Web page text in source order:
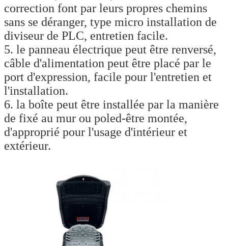
correction font par leurs propres chemins
sans se déranger, type micro installation de
diviseur de PLC, entretien facile.
5. le panneau électrique peut être renversé,
câble d'alimentation peut être placé par le
port d'expression, facile pour l'entretien et
l'installation.
6. la boîte peut être installée par la manière
de fixé au mur ou poled-être montée,
d'approprié pour l'usage d'intérieur et
extérieur.